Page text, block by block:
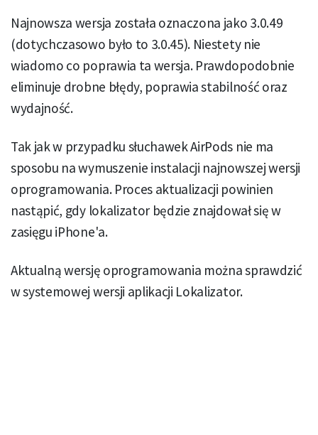
Najnowsza wersja została oznaczona jako 3.0.49
(dotychczasowo było to 3.0.45). Niestety nie
wiadomo co poprawia ta wersja. Prawdopodobnie
eliminuje drobne błędy, poprawia stabilność oraz
wydajność.
Tak jak w przypadku słuchawek AirPods nie ma
sposobu na wymuszenie instalacji najnowszej wersji
oprogramowania. Proces aktualizacji powinien
nastąpić, gdy lokalizator będzie znajdował się w
zasięgu iPhone'a.
Aktualną wersję oprogramowania można sprawdzić
w systemowej wersji aplikacji Lokalizator.